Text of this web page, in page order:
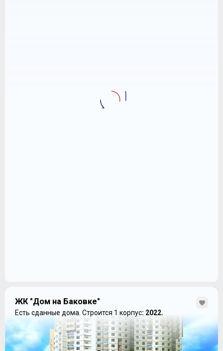
ЖК "Дом на Баковке"
Есть сданные дома. Строится 1 корпус: 2022.